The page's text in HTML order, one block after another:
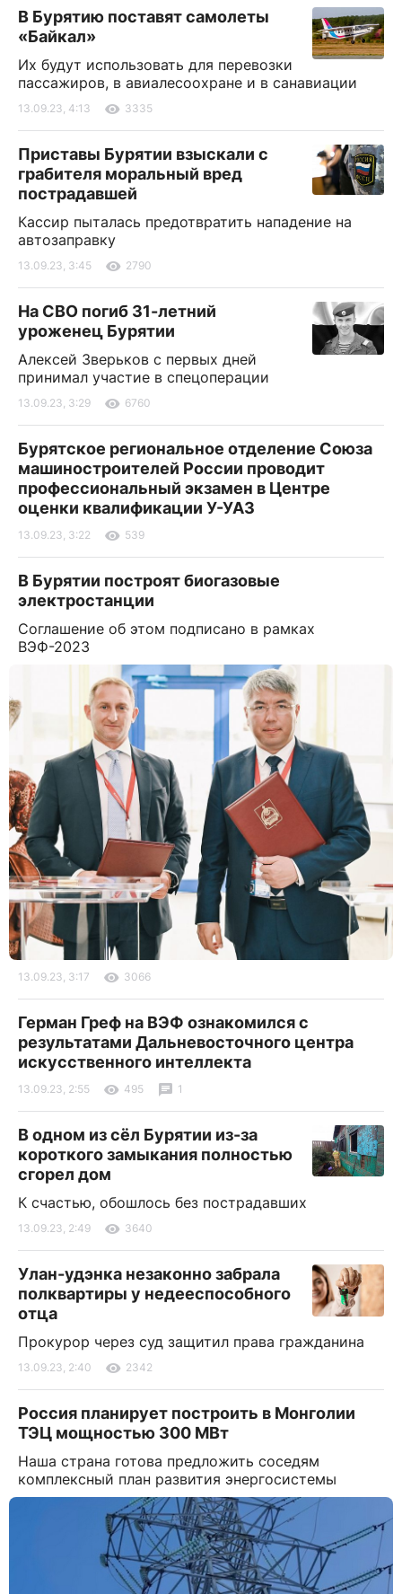
В Бурятию поставят самолеты
«Байкал»
Их будут использовать для перевозки
пассажиров, в авиалесоохране и в санавиации
13.09.23, 4:13 3335
Приставы Бурятии взыскали с
грабителя моральный вред
пострадавшей
Кассир пыталась предотвратить нападение на
автозаправку
13.09.23, 3:45 2790
На СВО погиб 31-летний
уроженец Бурятии
Алексей Зверьков с первых дней
принимал участие в спецоперации
13.09.23, 3:29 6760
Бурятское региональное отделение Союза
машиностроителей России проводит
профессиональный экзамен в Центре
оценки квалификации У-УАЗ
13.09.23, 3:22 539
В Бурятии построят биогазовые
электростанции
Соглашение об этом подписано в рамках
ВЭФ-2023
13.09.23, 3:17 3066
Герман Греф на ВЭФ ознакомился с
результатами Дальневосточного центра
искусственного интеллекта
13.09.23, 2:55 495 1
В одном из сёл Бурятии из-за
короткого замыкания полностью
сгорел дом
К счастью, обошлось без пострадавших
13.09.23, 2:49 3640
Улан-удэнка незаконно забрала
полквартиры у недееспособного
отца
Прокурор через суд защитил права гражданина
13.09.23, 2:40 2342
Россия планирует построить в Монголии
ТЭЦ мощностью 300 МВт
Наша страна готова предложить соседям
комплексный план развития энергосистемы